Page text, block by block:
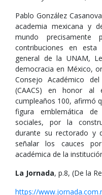
Pablo González
academia mexicana y
mundo
contribuciones en
general de la UNAM,
democracia en México,
Consejo Académico
(CAACS) en honor
cumpleaños 100, afirmó
figura emblemática
sociales, por la
durante su rectorado y
señalar los cauces
académica de la
La Jornada, p.8, (De la
https://